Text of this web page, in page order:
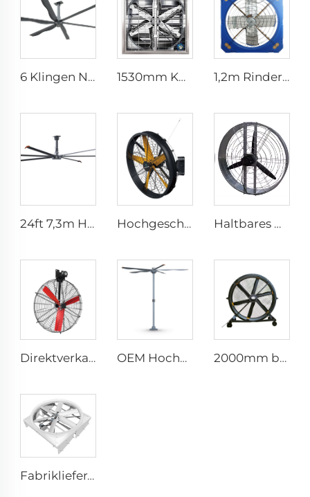
6 Klingen Neues Design Kommerzieller Deckenventilator mit AC-Motor 1530mm Kuhstall galvanisierter industrieller rostfreier Stahlwandlüfter, Ventilations-Abluftlüfter 1,2m Rinderstall Ventilation Treibhauslüfter Milchvieh Abgase Lüfter Kuhstall Abgase
24ft 7,3m HVLS Ventilator Großes Ass großes Ventilatorkonstrukt Elektrischer Industrie-Deckenbarnventilator Hochgeschwindigkeits-Wandmontage-Industriefans für Lagerhallen, hohe Qualität mit 220V-Motor für Fertigungsbetriebe, Restaurants, Bauernhöfe und Hotels Haltbares Material, großes Volumen, Fabrikpreis, hohe Qualität, 950mm runder wandmontierter Lüftungsventilator für Kuhställe
Direktverkauf aus der Fabrik Nylonflügel Kühlventilator für Milchviehställe und Rindfarmhäuser, industrielle Lüftungsventilatoren OEM Hochvolumen-Niedriggeschwindigkeit 16ft 5m PMSM-Motor Riesenfan, Stangentyp-Fan 2000mm beweglicher leiser 80-Zoll Pedestalventilator für Haushalte Produktionsstätten Restaurants 220V/380V Aluminium-Stehfußbodenventilator
Fabriklieferant 72-Zoll Wirbelzirkulationsventilatoren Energieeinsparndes Belüftungssystem für Rinderställe Dachlüftungen